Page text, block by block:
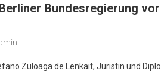
Bundesregierung
Zuloaga de Lenkait, Juristin und